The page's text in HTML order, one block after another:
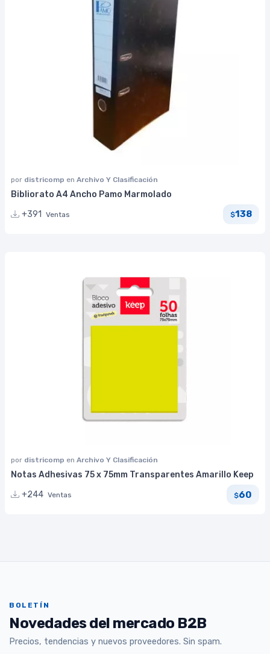
por districomp en Archivo Y Clasificación
Bibliorato A4 Ancho Pamo Marmolado
+391
Ventas $138
por districomp en Archivo Y Clasificación
Notas Adhesivas 75 x 75mm Transparentes Amarillo Keep
+244 Ventas $60
BOLETÍN
Novedades del mercado B2B
Precios, tendencias y nuevos proveedores. Sin spam.